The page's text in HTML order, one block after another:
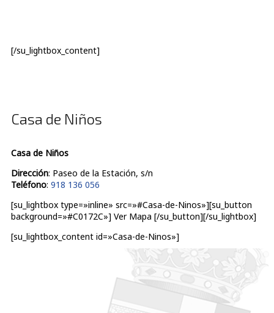
[/su_lightbox_content]
Casa de Niños
Casa de Niños
Dirección: Paseo de la Estación, s/n
Teléfono: 918 136 056
[su_lightbox type=»inline» src=»#Casa-de-Ninos»][su_button
background=»#C0172C»] Ver Mapa [/su_button][/su_lightbox]
[su_lightbox_content id=»Casa-de-Ninos»]